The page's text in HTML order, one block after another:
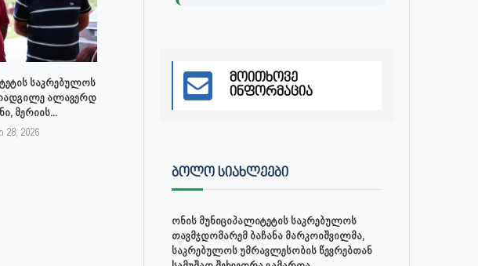
საკრებულოს
ალავერდ
მერიის...
2026
30 ივლისს, ქალაქი ონში,
დაავადებათა კონტროლისა და
საზოგადოებრივი...
მოითხოვე
ინფორმაცია
ᲑᲝᲚᲝ ᲡᲘᲐᲮᲚᲔᲔᲑᲘ
ონის მუნიციპალიტეტის საკრებულოს
თავმჯდომარემ ბაჩანა მარკოიშვილმა,
საკრებულოს უმრავლესობის წევრებთან